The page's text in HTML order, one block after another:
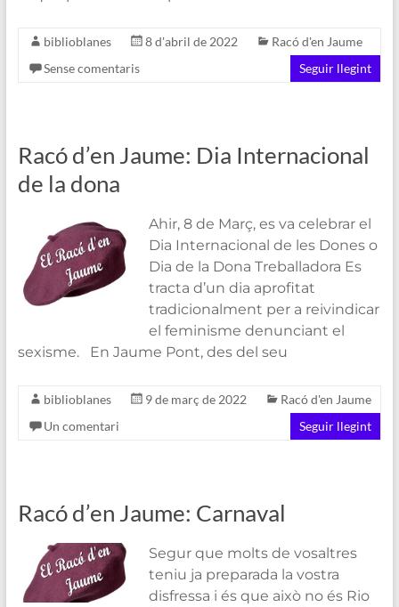
biblioblanes 8 d'abril de 2022
Racó d'en Jaume
Sense comentaris
Seguir llegint
Racó d’en Jaume: Dia Internacional
de la dona
Ahir, 8 de Març, es va celebrar el
Dia Internacional de les Dones o
Dia de la Dona Treballadora Es
tracta d’un dia aprofitat
tradicionalment per a reivindicar
el feminisme denunciant el
sexisme. En Jaume Pont, des del seu
biblioblanes 9 de març de 2022
Racó d'en Jaume
Un comentari
Seguir llegint
Racó d’en Jaume: Carnaval
Segur que molts de vosaltres
teniu ja preparada la vostra
disfressa i és que això no és Rio